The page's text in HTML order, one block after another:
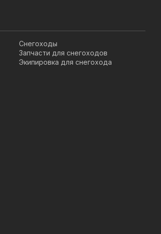
Снегоходы
Запчасти для снегоходов
Экипировка для снегохода